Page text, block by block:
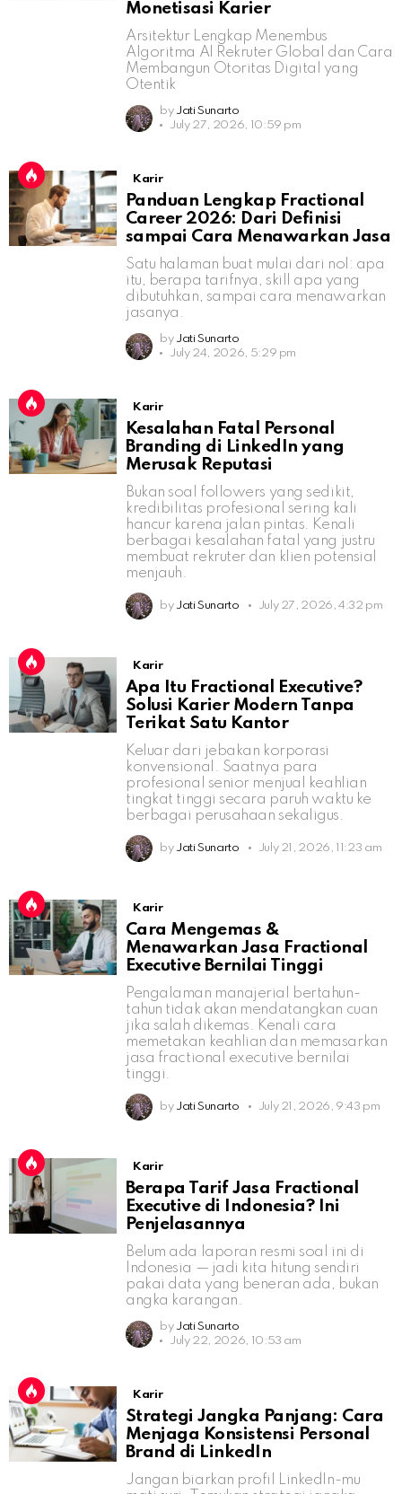
Monetisasi Karier
Arsitektur Lengkap Menembus
Algoritma AI Rekruter Global dan Cara
Membangun Otoritas Digital yang
Otentik
by Jati Sunarto
July 27, 2026, 10:59 pm
Karir
Panduan Lengkap Fractional
Career 2026: Dari Definisi
sampai Cara Menawarkan Jasa
Satu halaman buat mulai dari nol: apa
itu, berapa tarifnya, skill apa yang
dibutuhkan, sampai cara menawarkan
jasanya.
by Jati Sunarto
July 24, 2026, 5:29 pm
Karir
Kesalahan Fatal Personal
Branding di LinkedIn yang
Merusak Reputasi
Bukan soal followers yang sedikit,
kredibilitas profesional sering kali
hancur karena jalan pintas. Kenali
berbagai kesalahan fatal yang justru
membuat rekruter dan klien potensial
menjauh.
by Jati Sunarto July 27, 2026, 4:32 pm
Karir
Apa Itu Fractional Executive?
Solusi Karier Modern Tanpa
Terikat Satu Kantor
Keluar dari jebakan korporasi
konvensional. Saatnya para
profesional senior menjual keahlian
tingkat tinggi secara paruh waktu ke
berbagai perusahaan sekaligus.
by Jati Sunarto July 21, 2026, 11:23 am
Karir
Cara Mengemas &
Menawarkan Jasa Fractional
Executive Bernilai Tinggi
Pengalaman manajerial bertahun-
tahun tidak akan mendatangkan cuan
jika salah dikemas. Kenali cara
memetakan keahlian dan memasarkan
jasa fractional executive bernilai
tinggi.
by Jati Sunarto July 21, 2026, 9:43 pm
Karir
Berapa Tarif Jasa Fractional
Executive di Indonesia? Ini
Penjelasannya
Belum ada laporan resmi soal ini di
Indonesia — jadi kita hitung sendiri
pakai data yang beneran ada, bukan
angka karangan.
by Jati Sunarto
July 22, 2026, 10:53 am
Karir
Strategi Jangka Panjang: Cara
Menjaga Konsistensi Personal
Brand di LinkedIn
Jangan biarkan profil LinkedIn-mu